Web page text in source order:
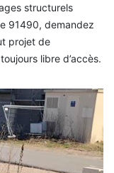
structurels
91490, demandez
projet de
libre d’accès.